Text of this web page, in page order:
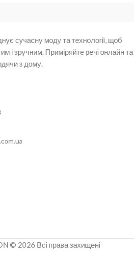
сучасну моду та технології, щоб
і зручним. Приміряйте речі онлайн та
з дому.
© 2026 Всі права захищені